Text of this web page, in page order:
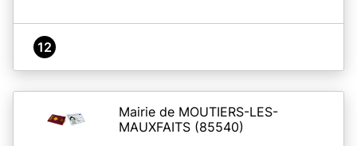
12
Mairie de MOUTIERS-LES-
MAUXFAITS (85540)